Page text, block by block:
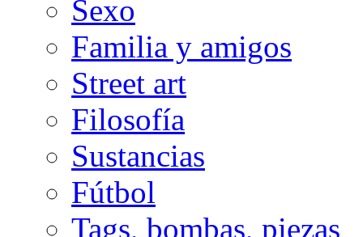
Sexo
Familia y amigos
Street art
Filosofía
Sustancias
Fútbol
Tags, bombas, piezas